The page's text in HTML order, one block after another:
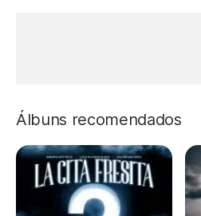
Álbuns recomendados